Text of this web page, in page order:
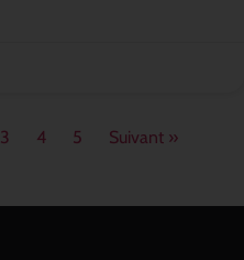
3 4 5 Suivant »